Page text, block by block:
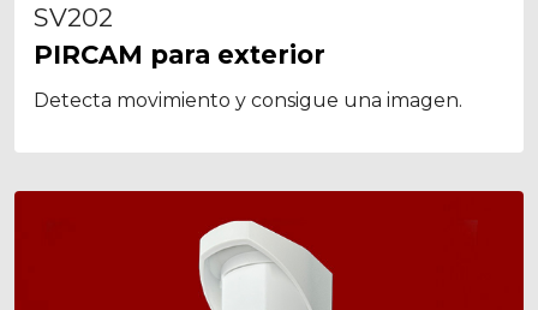
SV202
PIRCAM para exterior
Detecta movimiento y consigue una imagen.